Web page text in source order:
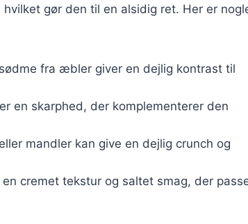
gør den til en alsidig ret. Her er
fra æbler giver en dejlig kontrast til
en skarphed, der komplementerer den
mandler kan give en dejlig crunch og
cremet tekstur og saltet smag, der